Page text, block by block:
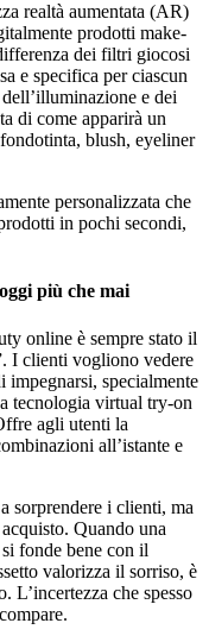
realtà aumentata (AR)
prodotti make-
dei filtri giocosi
e specifica per ciascun
e dei
di come apparirà un
blush, eyeliner
personalizzata che
in pochi secondi,
più che mai
online è sempre stato il
I clienti vogliono vedere
impegnarsi, specialmente
tecnologia virtual try-on
agli utenti la
all’istante e
sorprendere i clienti, ma
Quando una
fonde bene con il
valorizza il sorriso, è
L’incertezza che spesso